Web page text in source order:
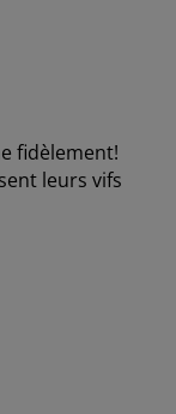
fidèlement!
leurs vifs